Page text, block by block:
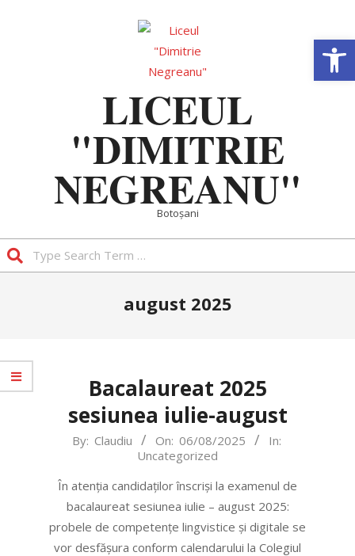
LICEUL
"DIMITRIE
NEGREANU"
Botoșani
august 2025
Bacalaureat 2025
sesiunea iulie-august
2025-
06
By: Claudiu On: 06/08/2025
In:
Uncategorized
În atenția candidaților înscriși la examenul de
bacalaureat sesiunea iulie – august 2025:
probele de competențe lingvistice și digitale se
vor desfășura conform calendarului la Colegiul